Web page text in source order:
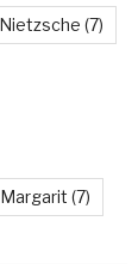
(7)
Margarit (7)